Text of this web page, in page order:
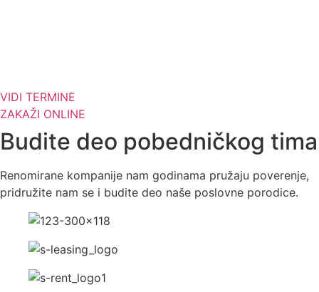
VIDI TERMINE
ZAKAŽI ONLINE
Budite deo pobedničkog tima
Renomirane kompanije nam godinama pružaju poverenje,
pridružite nam se i budite deo naše poslovne porodice.